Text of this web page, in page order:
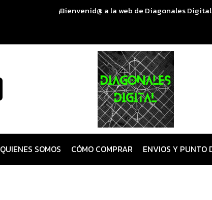
¡Bienvenid@ a la web de Diagonales
QUIENES SOMOS CÓMO COMPRAR ENVIOS Y PUNTO